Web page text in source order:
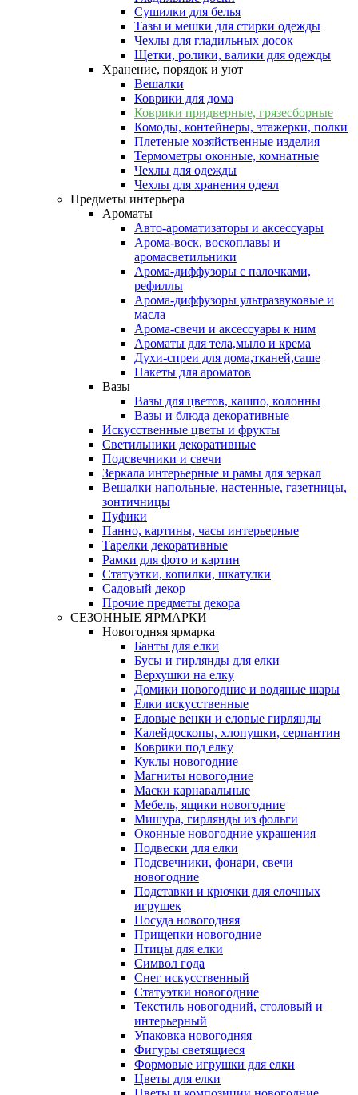
Сушилки для белья
Тазы и мешки для стирки одежды
Чехлы для гладильных досок
Щетки, ролики, валики для одежды
Хранение, порядок и уют
Вешалки
Коврики для дома
Коврики придверные, грязесборные
Комоды, контейнеры, этажерки, полки
Плетеные хозяйственные изделия
Термометры оконные, комнатные
Чехлы для одежды
Чехлы для хранения одеял
Предметы интерьера
Ароматы
Авто-ароматизаторы и аксессуары
Арома-воск, воскоплавы и
аромасветильники
Арома-диффузоры с палочками,
рефиллы
Арома-диффузоры ультразвуковые и
масла
Арома-свечи и аксессуары к ним
Ароматы для тела,мыло и крема
Духи-спреи для дома,тканей,саше
Пакеты для ароматов
Вазы
Вазы для цветов, кашпо, колонны
Вазы и блюда декоративные
Искусственные цветы и фрукты
Светильники декоративные
Подсвечники и свечи
Зеркала интерьерные и рамы для зеркал
Вешалки напольные, настенные, газетницы,
зонтичницы
Пуфики
Панно, картины, часы интерьерные
Тарелки декоративные
Рамки для фото и картин
Статуэтки, копилки, шкатулки
Садовый декор
Прочие предметы декора
СЕЗОННЫЕ ЯРМАРКИ
Новогодняя ярмарка
Банты для елки
Бусы и гирлянды для елки
Верхушки на елку
Домики новогодние и водяные шары
Елки искусственные
Еловые венки и еловые гирлянды
Калейдоскопы, хлопушки, серпантин
Коврики под елку
Куклы новогодние
Магниты новогодние
Маски карнавальные
Мебель, ящики новогодние
Мишура, гирлянды из фольги
Оконные новогодние украшения
Подвески для елки
Подсвечники, фонари, свечи
новогодние
Подставки и крючки для елочных
игрушек
Посуда новогодняя
Прищепки новогодние
Птицы для елки
Символ года
Снег искусственный
Статуэтки новогодние
Текстиль новогодний, столовый и
интерьерный
Упаковка новогодняя
Фигуры светящиеся
Формовые игрушки для елки
Цветы для елки